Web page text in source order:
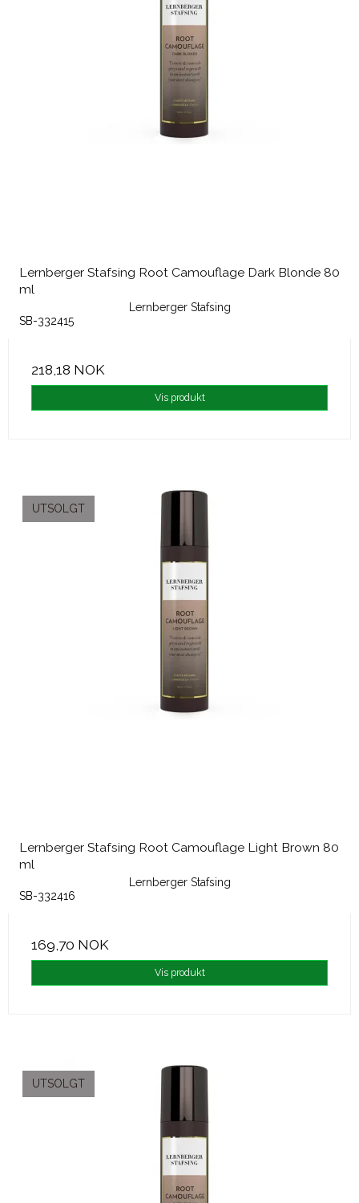
Lernberger Stafsing Root Camouflage Dark Blonde 80
ml
Lernberger Stafsing
SB-332415
218,18 NOK
Vis produkt
UTSOLGT
Lernberger Stafsing Root Camouflage Light Brown 80
ml
Lernberger Stafsing
SB-332416
169,70 NOK
Vis produkt
UTSOLGT